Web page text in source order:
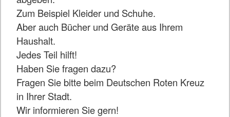
Zum Beispiel Kleider und Schuhe.
Aber auch Bücher und Geräte aus Ihrem
Haushalt.
Jedes Teil hilft!
Haben Sie fragen dazu?
Fragen Sie bitte beim Deutschen Roten Kreuz
in Ihrer Stadt.
Wir informieren Sie gern!